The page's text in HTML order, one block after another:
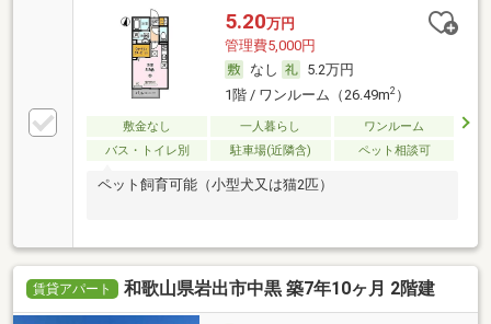
5.20万円
管理費5,000円
なし
5.2万円
1階 / ワンルーム（26.49m2）
敷金なし 一人暮らし
ワンルーム
バス・トイレ別
駐車場(近隣含) ペット相談可
ペット飼育可能（小型犬又は猫2匹）
賃貸アパート 和歌山県岩出市中黒 築7年10ヶ月 2階建